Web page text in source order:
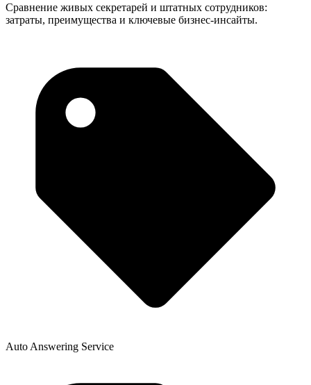
Сравнение живых секретарей и штатных сотрудников:
затраты, преимущества и ключевые бизнес-инсайты.
Auto Answering Service